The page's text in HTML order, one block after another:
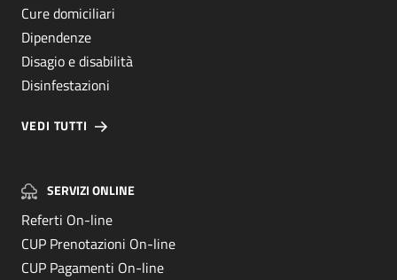
Cure domiciliari
Dipendenze
Disagio e disabilità
Disinfestazioni
VEDI TUTTI
SERVIZI ONLINE
Referti On-line
CUP Prenotazioni On-line
CUP Pagamenti On-line